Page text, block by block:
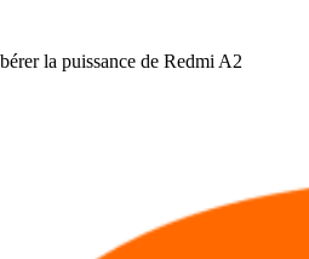
la puissance de Redmi A2